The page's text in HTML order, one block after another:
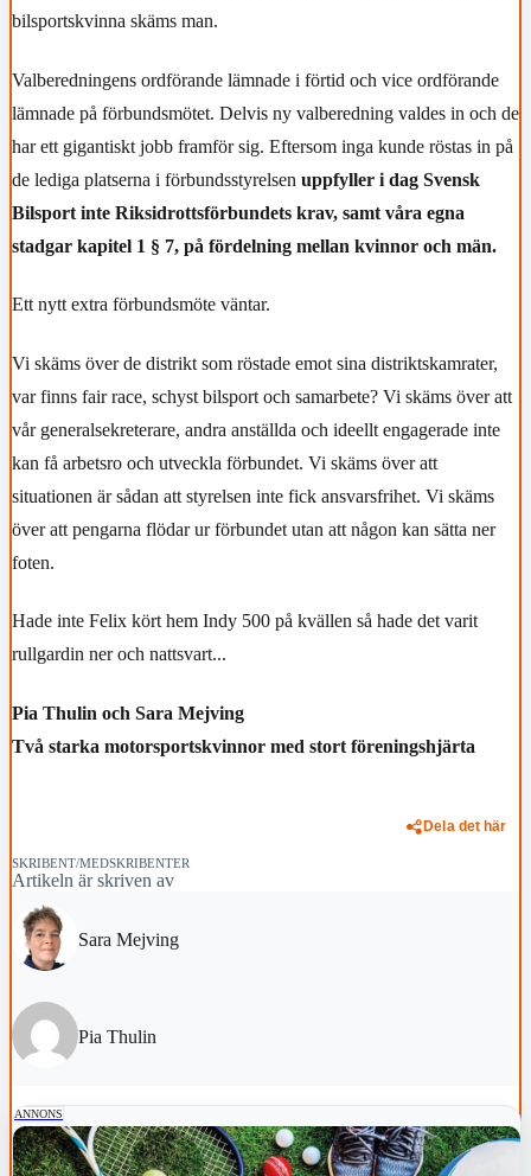
bilsportskvinna skäms man.
Valberedningens ordförande lämnade i förtid och vice ordförande
lämnade på förbundsmötet. Delvis ny valberedning valdes in och de
har ett gigantiskt jobb framför sig. Eftersom inga kunde röstas in på
de lediga platserna i förbundsstyrelsen uppfyller i dag Svensk
Bilsport inte Riksidrottsförbundets krav, samt våra egna
stadgar kapitel 1 § 7, på fördelning mellan kvinnor och män.
Ett nytt extra förbundsmöte väntar.
Vi skäms över de distrikt som röstade emot sina distriktskamrater,
var finns fair race, schyst bilsport och samarbete? Vi skäms över att
vår generalsekreterare, andra anställda och ideellt engagerade inte
kan få arbetsro och utveckla förbundet. Vi skäms över att
situationen är sådan att styrelsen inte fick ansvarsfrihet. Vi skäms
över att pengarna flödar ur förbundet utan att någon kan sätta ner
foten.
Hade inte Felix kört hem Indy 500 på kvällen så hade det varit
rullgardin ner och nattsvart...
Pia Thulin och Sara Mejving
Två starka motorsportskvinnor med stort föreningshjärta
Dela det här
SKRIBENT/MEDSKRIBENTER
Artikeln är skriven av
Sara Mejving
Pia Thulin
ANNONS